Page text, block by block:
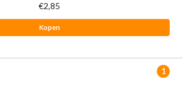
€2,85
Kopen
1